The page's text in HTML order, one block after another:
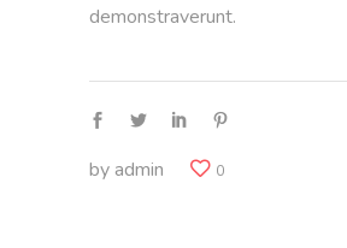
demonstraverunt.
byadmin 0